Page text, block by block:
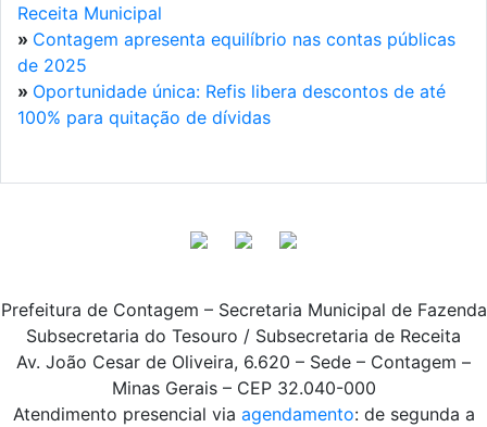
Receita Municipal
» Contagem apresenta equilíbrio nas contas públicas
de 2025
» Oportunidade única: Refis libera descontos de até
100% para quitação de dívidas
Prefeitura de Contagem – Secretaria Municipal de Fazenda
Subsecretaria do Tesouro / Subsecretaria de Receita
Av. João Cesar de Oliveira, 6.620 – Sede – Contagem –
Minas Gerais – CEP 32.040-000
Atendimento presencial via agendamento: de segunda a